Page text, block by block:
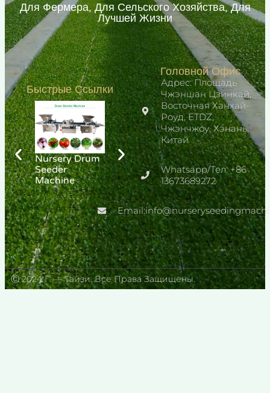
Для Фермера, Для Сельского Хозяйства, Для
Лучшей Жизни
Быстрые Ссылки
Nursery Drum
Seeder
Machine
Automatic
Seedling
Production
Line
Рассадопосадо
чная машина
для табака
Головной Офис
Адрес: Площадь
Чжэншан Цзинкай,
Восточная Ханхай-
Роуд, ETDZ,
Чжэнчжоу, Хэнань,
Китай
Whatsapp/Тел: +86
13673689272
Ⓒ 2024 Г. — Тайзи. Все Права Защищены.